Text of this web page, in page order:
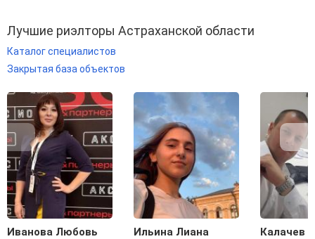
Лучшие риэлторы Астраханской области
Каталог специалистов
Закрытая база объектов
Иванова Любовь Ильина Лиана Калачев